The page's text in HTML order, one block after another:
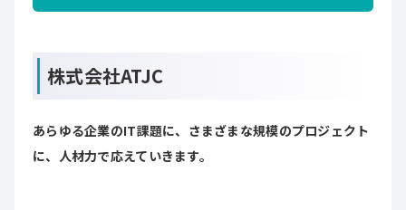
株式会社ATJC
あらゆる企業のIT課題に、さまざまな規模のプロジェクト
に、人材力で応えていきます。